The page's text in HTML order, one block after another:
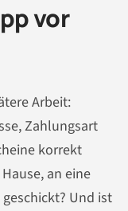
vor
Arbeit:
Zahlungsart
korrekt
an eine
Und ist